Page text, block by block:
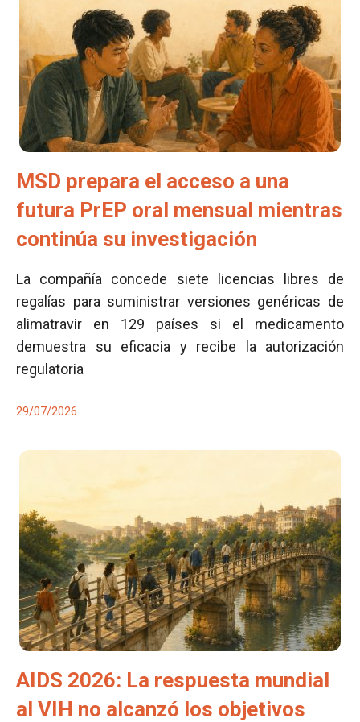
MSD prepara el acceso a una
futura PrEP oral mensual mientras
continúa su investigación
La compañía concede siete licencias libres de
regalías para suministrar versiones genéricas de
alimatravir en 129 países si el medicamento
demuestra su eficacia y recibe la autorización
regulatoria
29/07/2026
AIDS 2026: La respuesta mundial
al VIH no alcanzó los objetivos